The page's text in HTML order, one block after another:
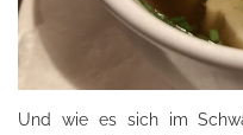
Und wie es sich im